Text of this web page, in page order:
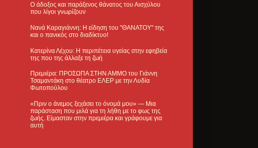
Ο άδοξος και παράξενος θάνατος του Αισχύλου
που λίγοι γνωρίζουν
Νανά Καραγιάννη: Η είδηση του "ΘΑΝΑΤΟΥ" της
και ο πανικός στο διαδίκτυο!
Κατερίνα Λέχου: Η περιπέτεια υγείας στην εφηβεία
της που της άλλαξε τη ζωή
Πρεμιέρα: ΠΡΟΣΩΠΑ ΣΤΗΝ ΑΜΜΟ του Γιάννη
Τσαμαντάκη στο θέατρο ΕΛΕΡ με την Λυδία
Φωτοπούλου
«Πριν ο άνεμος ξεχάσει το όνομά μου» — Μια
παράσταση που μιλά για τη λήθη με το φως της
ζωής. Είμασταν στην πρεμιέρα και γράφουμε για
αυτή